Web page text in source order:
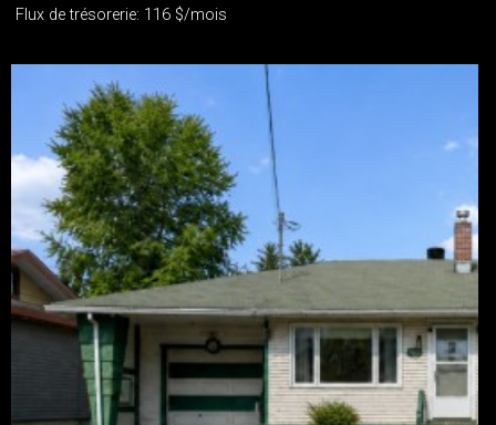
Flux de trésorerie: 116 $/mois